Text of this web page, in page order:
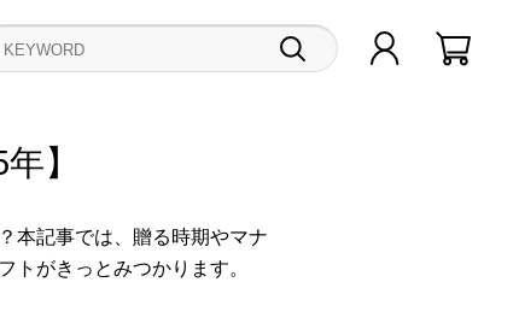
】
本記事では、贈る時期やマナ
トがきっとみつかります。